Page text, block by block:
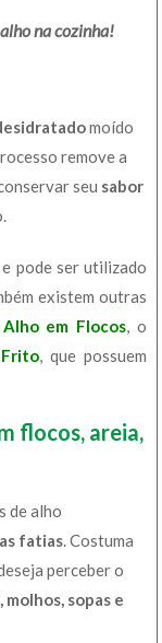
na cozinha!
moído
remove a
seu sabor
pode ser utilizado
existem outras
Alho em Flocos , o
, que possuem
flocos, areia,
de alho
fatias . Costuma
perceber o
sopas e